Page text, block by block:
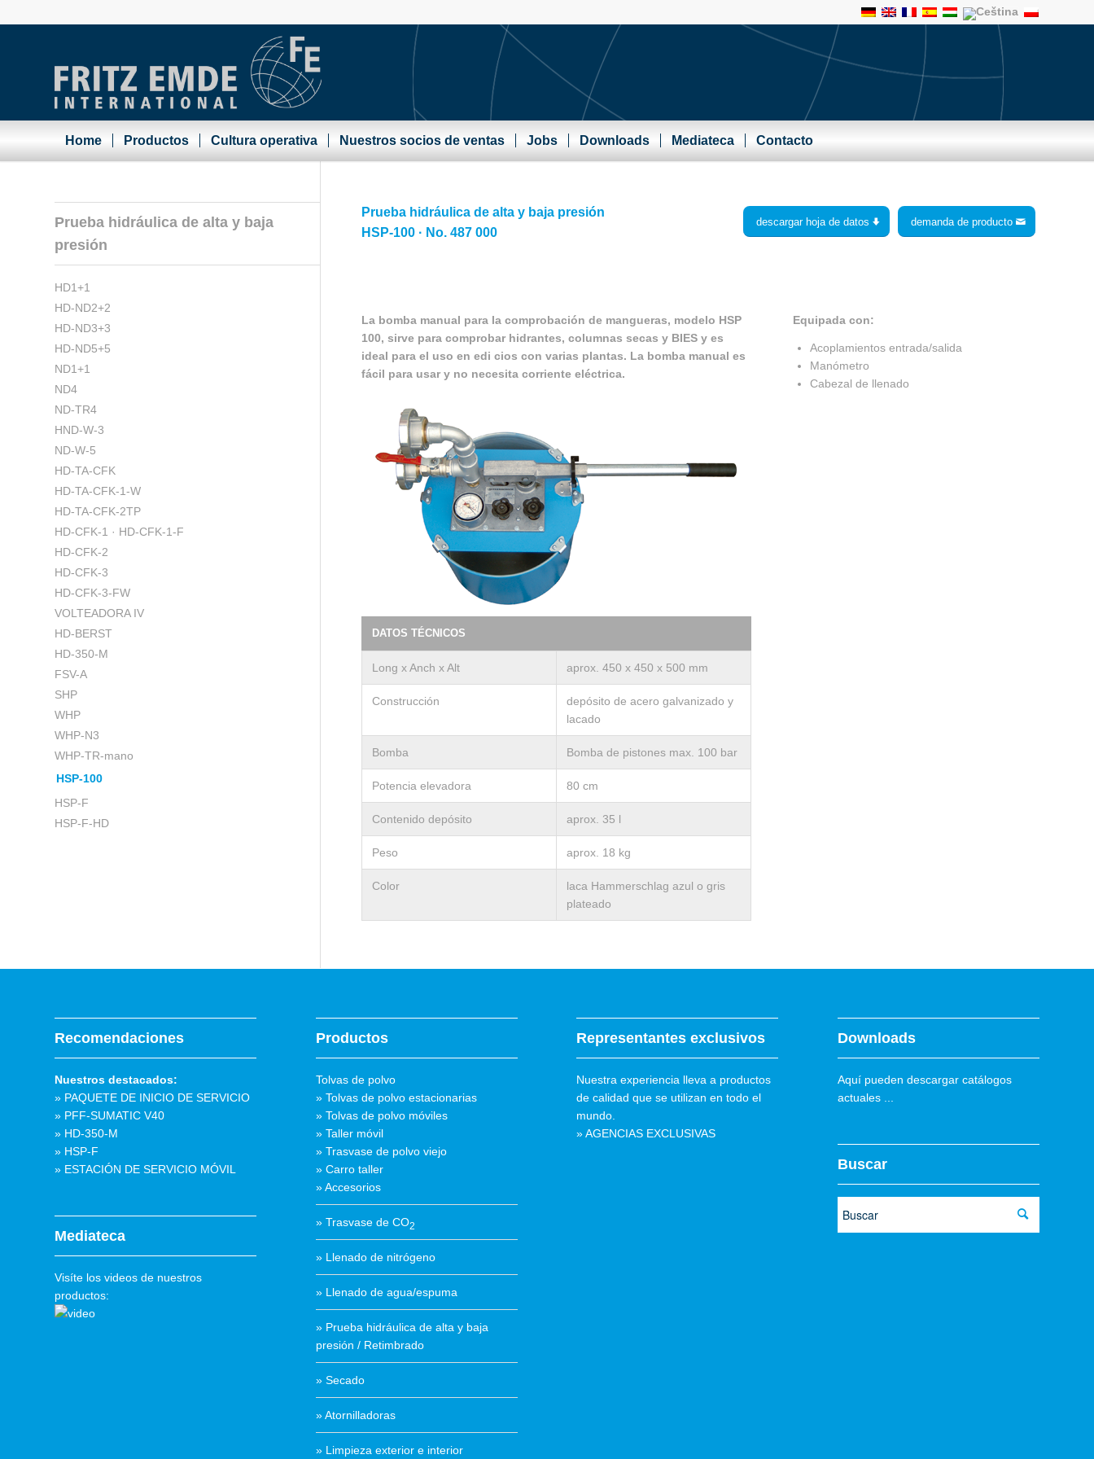
Home Productos Cultura operativa Nuestros socios de ventas Jobs Downloads Mediateca Contacto
Prueba hidráulica de alta y baja presión
HSP-100 · No. 487 000
demanda de producto
descargar hoja de datos
La bomba manual para la comprobación de mangueras, modelo HSP
100, sirve para comprobar hidrantes, columnas secas y BIES y es
ideal para el uso en edi cios con varias plantas. La bomba manual es
fácil para usar y no necesita corriente eléctrica.
DATOS TÉCNICOS
Long x Anch x Alt aprox. 450 x 450 x 500 mm
Construcción
depósito de acero galvanizado y
lacado
Bomba Bomba de pistones max. 100 bar
Potencia elevadora 80 cm
Contenido depósito aprox. 35 l
Peso aprox. 18 kg
Color
laca Hammerschlag azul o gris
plateado
Equipada con:
Acoplamientos entrada/salida
Manómetro
Cabezal de llenado
Prueba hidráulica de alta y baja
presión
HD1+1
HD-ND2+2
HD-ND3+3
HD-ND5+5
ND1+1
ND4
ND-TR4
HND-W-3
ND-W-5
HD-TA-CFK
HD-TA-CFK-1-W
HD-TA-CFK-2TP
HD-CFK-1 · HD-CFK-1-F
HD-CFK-2
HD-CFK-3
HD-CFK-3-FW
VOLTEADORA IV
HD-BERST
HD-350-M
FSV-A
SHP
WHP
WHP-N3
WHP-TR-mano
HSP-100
HSP-F
HSP-F-HD
Recomendaciones
Nuestros destacados:
» PAQUETE DE INICIO DE SERVICIO
» PFF-SUMATIC V40
» HD-350-M
» HSP-F
» ESTACIÓN DE SERVICIO MÓVIL
Mediateca
Visíte los videos de nuestros
productos:
Productos
Tolvas de polvo
» Tolvas de polvo estacionarias
» Tolvas de polvo móviles
» Taller móvil
» Trasvase de polvo viejo
» Carro taller
» Accesorios
» Trasvase de CO2
» Llenado de nitrógeno
» Llenado de agua/espuma
» Prueba hidráulica de alta y baja
presión / Retimbrado
» Secado
» Atornilladoras
» Limpieza exterior e interior
Representantes exclusivos
Nuestra experiencia lleva a productos
de calidad que se utilizan en todo el
mundo.
» AGENCIAS EXCLUSIVAS
Downloads
Aquí pueden descargar catálogos
actuales ...
Buscar